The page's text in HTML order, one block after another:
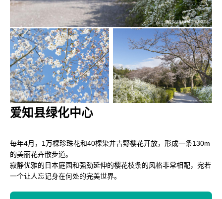
爱知县绿化中心
毎年4月，1万棵珍珠花和40棵染井吉野樱花开放，形成一条130m
的美丽花卉散步道。
寂静优雅的日本庭园和强劲延伸的樱花枝条的风格非常相配，宛若
一个让人忘记身在何处的完美世界。